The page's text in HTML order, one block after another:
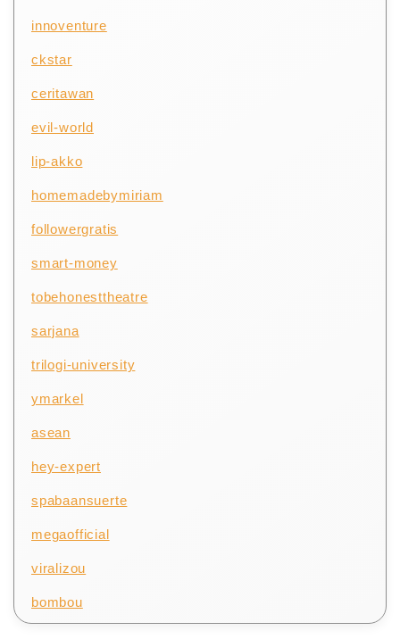
innoventure
ckstar
ceritawan
evil-world
lip-akko
homemadebymiriam
followergratis
smart-money
tobehonesttheatre
sarjana
trilogi-university
ymarkel
asean
hey-expert
spabaansuerte
megaofficial
viralizou
bombou